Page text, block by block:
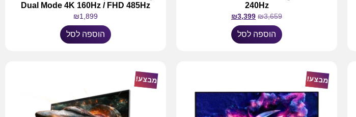
240Hz
₪3,659
₪3,399
הוספה לסל
Dual Mode 4K 160Hz / FHD 485Hz
₪1,899
הוספה לסל
מבצע! מבצע!